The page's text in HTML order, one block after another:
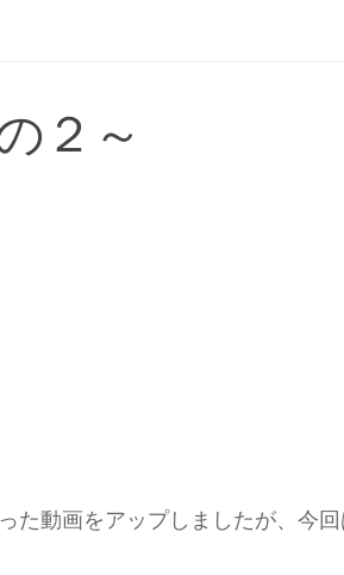
２～
た動画をアップしましたが、今